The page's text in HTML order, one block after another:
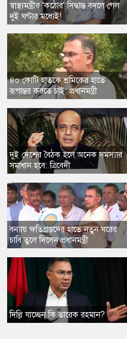
স্বাস্থ্যমন্ত্রীর 'কঠোর' সিদ্ধান্ত বদলে গেল
দুই ঘণ্টার মধ্যেই!
​৪০ কোটি হাতকে শ্রমিকের হাতে
রূপান্তর করতে চাই: প্রধানমন্ত্রী
​দুই দেশের বৈঠক হলে অনেক সমস্যার
সমাধান হবে: ত্রিবেদী
বন্যায় ক্ষতিগ্রস্তদের হাতে নতুন ঘরের
চাবি তুলে দিলেন প্রধানমন্ত্রী
দিল্লি যাচ্ছেন কি তারেক রহমান?